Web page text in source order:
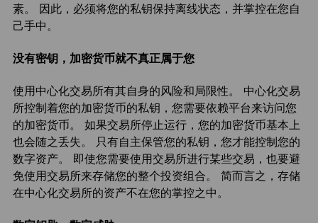
素。 因此，必须将您的私钥保持离线状态，并掌控在您自
己手中。
没有密钥，加密货币就不真正属于您
使用中心化交易所有其自身的风险和局限性。 中心化交易
所控制着您的加密货币的私钥，您需要依赖平台来访问您
的加密货币。 如果交易所停止运行，您的加密货币基本上
也会随之丢失。 只有自主保管您的私钥，您才能控制您的
数字资产。 即使您需要使用交易所进行某些交易，也要避
免使用交易所来存储您的整个投资组合。 简而言之，存储
在中心化交易所的资产不在您的掌控之中。